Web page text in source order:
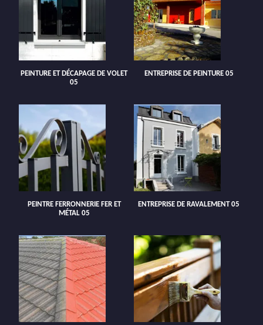
PEINTURE ET DÉCAPAGE DE VOLET
05
ENTREPRISE DE PEINTURE 05
PEINTRE FERRONNERIE FER ET
MÉTAL 05
ENTREPRISE DE RAVALEMENT 05